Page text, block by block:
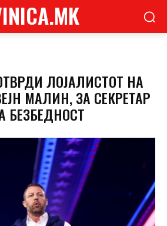
ЛОЈАЛИСТОТ НА
МАЛИН, ЗА СЕКРЕТАР
БЕЗБЕДНОСТ